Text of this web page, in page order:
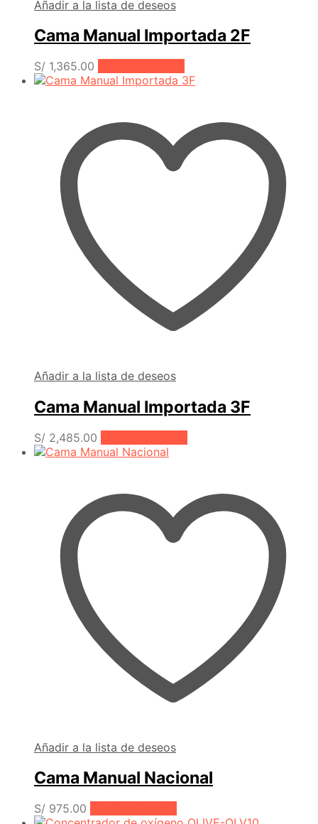
Añadir a la lista de deseos
Cama Manual Importada 2F
S/ 1,365.00
Añadir a la lista de deseos
Cama Manual Importada 3F
S/ 2,485.00
Añadir a la lista de deseos
Cama Manual Nacional
S/ 975.00